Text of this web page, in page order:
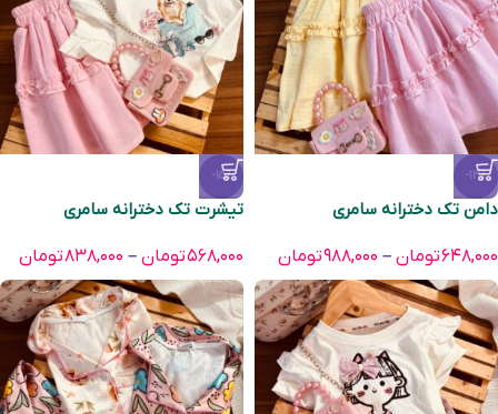
-13%
دامن تک دخترانه سامری
۶۴۸,۰۰۰تومان – ۹۸۸,۰۰۰تومان
-15%
تیشرت تک دخترانه سامری
۵۶۸,۰۰۰تومان – ۸۳۸,۰۰۰تومان